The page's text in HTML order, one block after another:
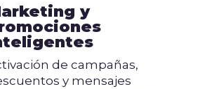
y
de campañas,
y mensajes